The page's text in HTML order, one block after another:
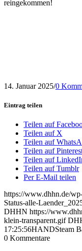
reingekommen!
14. Januar 2025/0
Eintrag teilen
Teilen auf
Teilen auf X
Teilen auf
Teilen auf
Teilen auf
Teilen auf Tumblr
Per E-Mail teilen
https://www.dhhn.de/
Status-alle-
DHHN https://
klein-transparent.gif
17:25:56HANDSteam
0 Kommentare